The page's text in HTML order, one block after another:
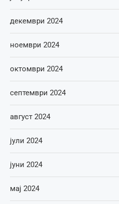
декември 2024
ноември 2024
октомври 2024
септември 2024
август 2024
јули 2024
јуни 2024
мај 2024